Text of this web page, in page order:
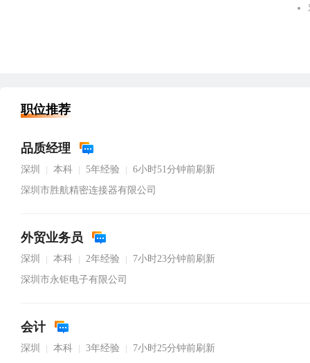
职位推荐
品质经理
深圳 本科 5年经验
6小时51分钟前刷新
深圳市胜航精密连接器有限公司
外贸业务员
深圳 本科 2年经验
7小时23分钟前刷新
深圳市永钜电子有限公司
会计
深圳 本科 3年经验
7小时25分钟前刷新